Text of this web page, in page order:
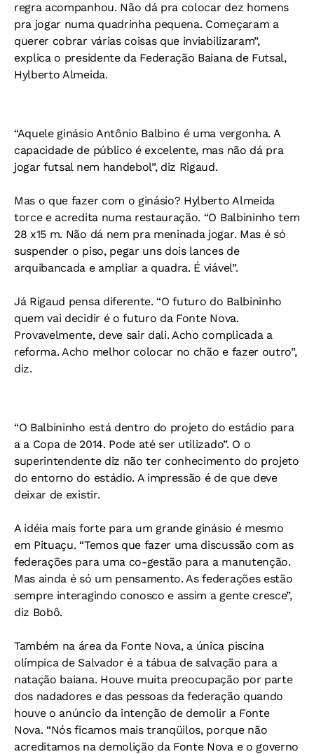
regra acompanhou. Não dá pra colocar dez homens
pra jogar numa quadrinha pequena. Começaram a
querer cobrar várias coisas que inviabilizaram”,
explica o presidente da Federação Baiana de Futsal,
Hylberto Almeida.
“Aquele ginásio Antônio Balbino é uma vergonha. A
capacidade de público é excelente, mas não dá pra
jogar futsal nem handebol”, diz Rigaud.
Mas o que fazer com o ginásio? Hylberto Almeida
torce e acredita numa restauração. “O Balbininho tem
28 x15 m. Não dá nem pra meninada jogar. Mas é só
suspender o piso, pegar uns dois lances de
arquibancada e ampliar a quadra. É viável”.
Já Rigaud pensa diferente. “O futuro do Balbininho
quem vai decidir é o futuro da Fonte Nova.
Provavelmente, deve sair dali. Acho complicada a
reforma. Acho melhor colocar no chão e fazer outro”,
diz.
“O Balbininho está dentro do projeto do estádio para
a a Copa de 2014. Pode até ser utilizado”. O o
superintendente diz não ter conhecimento do projeto
do entorno do estádio. A impressão é de que deve
deixar de existir.
A idéia mais forte para um grande ginásio é mesmo
em Pituaçu. “Temos que fazer uma discussão com as
federações para uma co-gestão para a manutenção.
Mas ainda é só um pensamento. As federações estão
sempre interagindo conosco e assim a gente cresce”,
diz Bobô.
Também na área da Fonte Nova, a única piscina
olímpica de Salvador é a tábua de salvação para a
natação baiana. Houve muita preocupação por parte
dos nadadores e das pessoas da federação quando
houve o anúncio da intenção de demolir a Fonte
Nova. “Nós ficamos mais tranqüilos, porque não
acreditamos na demolição da Fonte Nova e o governo